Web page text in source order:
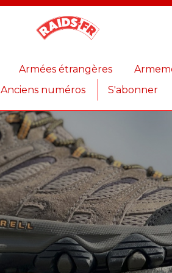
Armées étrangères
Anciens numéros S'abonner